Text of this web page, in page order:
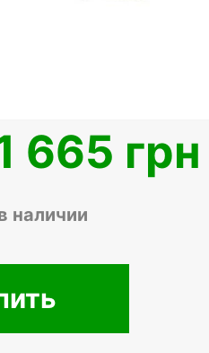
665 грн
наличии